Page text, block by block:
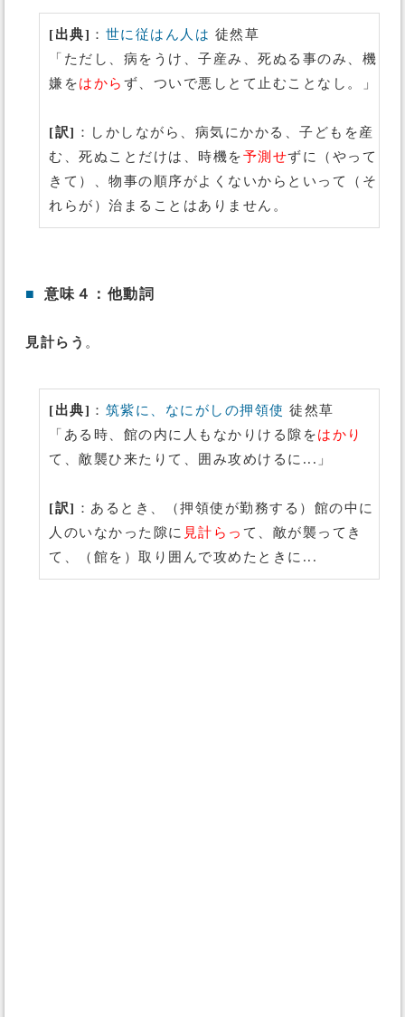
[出典] ： 世に従はん人は 徒然草
「ただし、病をうけ、子産み、死ぬる事のみ、機
嫌をはから ず、ついで悪しとて止むことなし。」
[訳] ：しかしながら、病気にかかる、子どもを産
む、死ぬことだけは、時機を予測せずに（やって
きて）、物事の順序がよくないからといって（そ
れらが）治まることはありません。
■ 意味４：他動詞
見計らう 。
[出典] ： 筑紫に、なにがしの押領使 徒然草
「ある時、館の内に人もなかりける隙をはかり
て、敵襲ひ来たりて、囲み攻めけるに...」
[訳] ：あるとき、（押領使が勤務する）館の中に
人のいなかった隙に 見計らっ て、敵が襲ってき
て、（館を）取り囲んで攻めたときに...